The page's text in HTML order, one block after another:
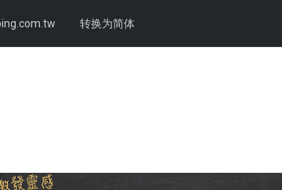
转换为简体